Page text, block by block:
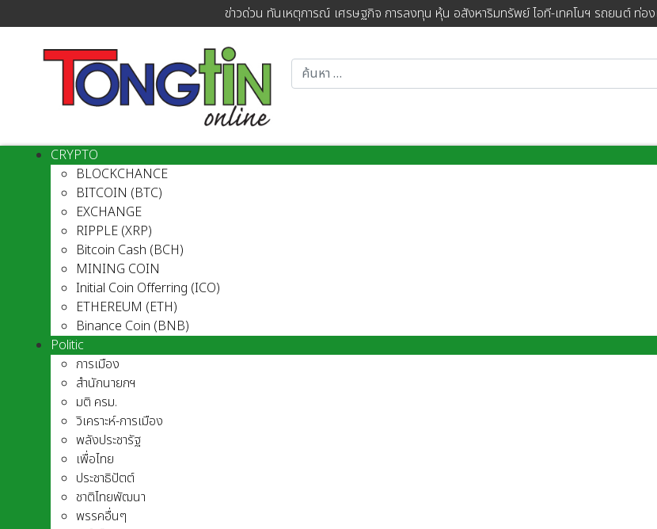
ข่าวด่วน ทันเหตุการณ์ เศรษฐกิจ การลงทุน หุ้น อสังหาริมทรัพย์ ไอที-เทคโนฯ รถยนต์ ท่อง
CRYPTO
BLOCKCHANCE
BITCOIN (BTC)
EXCHANGE
RIPPLE (XRP)
Bitcoin Cash (BCH)
MINING COIN
Initial Coin Offerring (ICO)
ETHEREUM (ETH)
Binance Coin (BNB)
Politic
การเมือง
สำนักนายกฯ
มติ ครม.
วิเคราะห์-การเมือง
พลังประชารัฐ
เพื่อไทย
ประชาธิปัตต์
ชาติไทยพัฒนา
พรรคอื่นๆ